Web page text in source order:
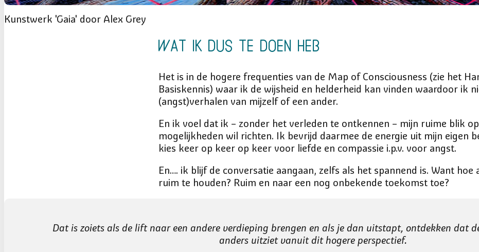
Kunstwerk 'Gaia' door Alex Grey
Wat ik dus te doen heb
Het is in de hogere frequenties van de Map of Consciousness (zie het
Basiskennis) waar ik de wijsheid en helderheid kan vinden waardoor ik
(angst)verhalen van mijzelf of een ander.
En ik voel dat ik – zonder het verleden te ontkennen – mijn ruime blik
mogelijkheden wil richten. Ik bevrijd daarmee de energie uit mijn eigen
kies keer op keer op keer voor liefde en compassie i.p.v. voor angst.
En…. ik blijf de conversatie aangaan, zelfs als het spannend is. Want
ruim te houden? Ruim en naar een nog onbekende toekomst toe?
Dat is zoiets als de lift naar een andere verdieping brengen en als je dan uitstapt, ontdekken dat
anders uitziet vanuit dit hogere perspectief.